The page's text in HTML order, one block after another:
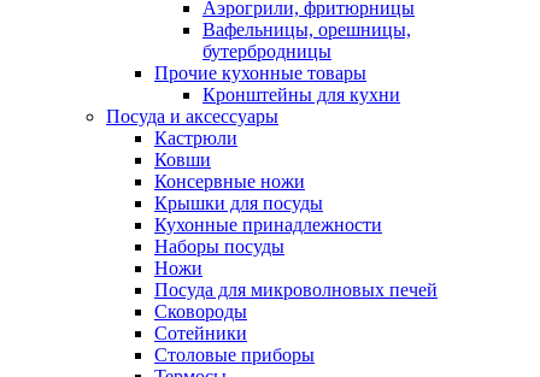
Аэрогрили, фритюрницы
Вафельницы, орешницы,
бутербродницы
Прочие кухонные товары
Кронштейны для кухни
Посуда и аксессуары
Кастрюли
Ковши
Консервные ножи
Крышки для посуды
Кухонные принадлежности
Наборы посуды
Ножи
Посуда для микроволновых печей
Сковороды
Сотейники
Столовые приборы